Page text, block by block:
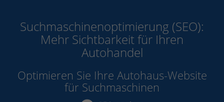
Suchmaschinenoptimierung (SEO):
Mehr Sichtbarkeit für Ihren
Autohandel
Optimieren Sie Ihre Autohaus-Website
für Suchmaschinen